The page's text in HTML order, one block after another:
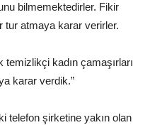
bilmemektedirler. Fikir
tur atmaya karar verirler.
kadın çamaşırları
karar verdik.”
telefon şirketine yakın olan